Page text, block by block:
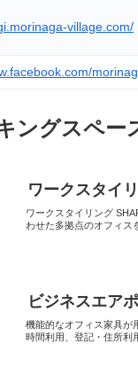
village.com/
ングスペー
ワークスタイ
ワークスタイリング
わせた多拠点のオフィス
ビジネスエア
機能的なオフィス家具が
時間利用、登記・住所利